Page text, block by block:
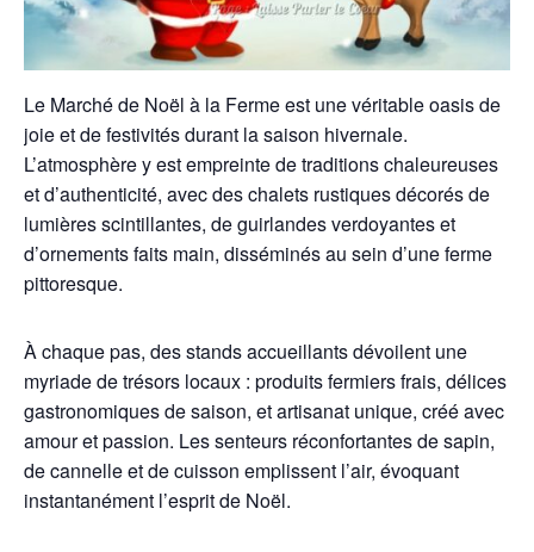
Le Marché de Noël à la Ferme est une véritable oasis de
joie et de festivités durant la saison hivernale.
L’atmosphère y est empreinte de traditions chaleureuses
et d’authenticité, avec des chalets rustiques décorés de
lumières scintillantes, de guirlandes verdoyantes et
d’ornements faits main, disséminés au sein d’une ferme
pittoresque.
À chaque pas, des stands accueillants dévoilent une
myriade de trésors locaux : produits fermiers frais, délices
gastronomiques de saison, et artisanat unique, créé avec
amour et passion. Les senteurs réconfortantes de sapin,
de cannelle et de cuisson emplissent l’air, évoquant
instantanément l’esprit de Noël.